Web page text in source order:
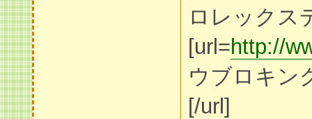
ロレックス
[url=http://
ウブロキン
[/url]